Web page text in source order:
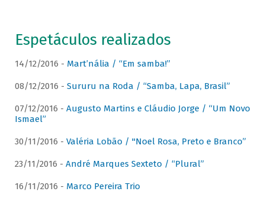
Espetáculos realizados
14/12/2016 - Mart’nália / “Em samba!”
08/12/2016 - Sururu na Roda / “Samba, Lapa, Brasil”
07/12/2016 - Augusto Martins e Cláudio Jorge / “Um Novo
Ismael”
30/11/2016 - Valéria Lobão / "Noel Rosa, Preto e Branco”
23/11/2016 - André Marques Sexteto / “Plural”
16/11/2016 - Marco Pereira Trio